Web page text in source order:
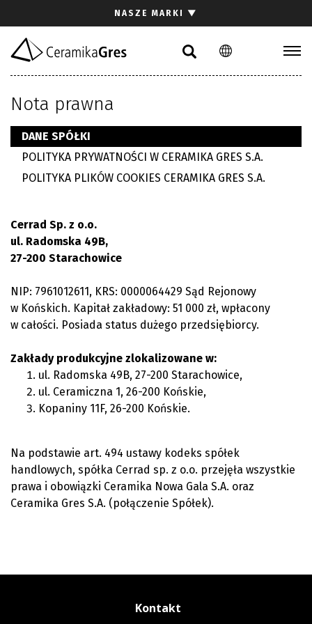
PL EN DE
NASZE MARKI ▼
Nota prawna
DANE SPÓŁKI
POLITYKA PRYWATNOŚCI W CERAMIKA GRES S.A.
POLITYKA PLIKÓW COOKIES CERAMIKA GRES S.A.
Cerrad Sp. z o.o.
ul. Radomska 49B,
27-200 Starachowice
NIP: 7961012611, KRS: 0000064429 Sąd Rejonowy
w Końskich. Kapitał zakładowy: 51 000 zł, wpłacony
w całości. Posiada status dużego przedsiębiorcy.
Zakłady produkcyjne zlokalizowane w:
ul. Radomska 49B, 27-200 Starachowice,
ul. Ceramiczna 1, 26-200 Końskie,
Kopaniny 11F, 26-200 Końskie.
Na podstawie art. 494 ustawy kodeks spółek
handlowych, spółka Cerrad sp. z o.o. przejęła wszystkie
prawa i obowiązki Ceramika Nowa Gala S.A. oraz
Ceramika Gres S.A. (połączenie Spółek).
Kontakt
Pliki do pobrania
Kontakt